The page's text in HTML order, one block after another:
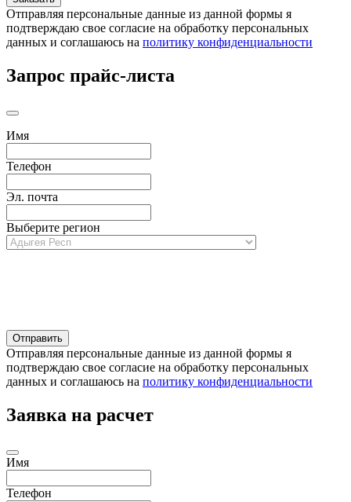
Отправляя персональные данные из данной формы я
подтверждаю свое согласие на обработку персональных
данных и соглашаюсь на политику конфиденциальности
Запрос прайс-листа
Имя
Телефон
Эл. почта
Выберите регион
Отправляя персональные данные из данной формы я
подтверждаю свое согласие на обработку персональных
данных и соглашаюсь на политику конфиденциальности
Заявка на расчет
Имя
Телефон